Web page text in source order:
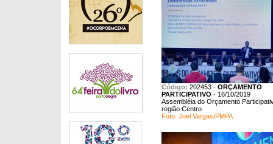
Código: 202453 - ORÇAMENTO
PARTICIPATIVO - 16/10/2019
Assembléia do Orçamento
região Centro
Foto: Joel Vargas/PMPA